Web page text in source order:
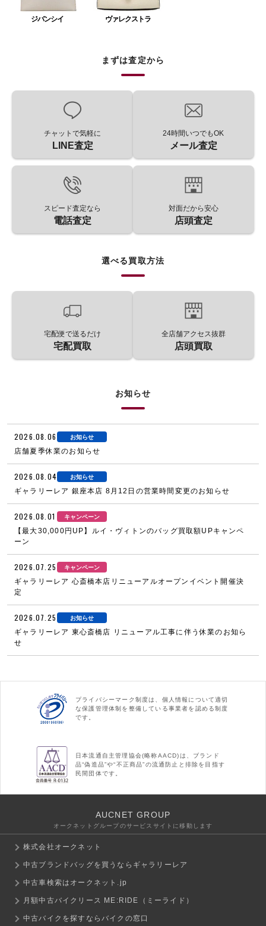
ジバンシイ ヴァレクストラ
まずは査定から
チャットで気軽に
LINE査定
24時間いつでもOK
メール査定
スピード査定なら
電話査定
対面だから安心
店頭査定
選べる買取方法
宅配便で送るだけ
宅配買取
全店舗アクセス抜群
店頭買取
お知らせ
2026.08.06 お知らせ
店舗夏季休業のお知らせ
2026.08.04 お知らせ
ギャラリーレア 銀座本店 8月12日の営業時間変更のお知らせ
2026.08.01 キャンペーン
【最大30,000円UP】ルイ・ヴィトンのバッグ買取額UPキャンペ
ーン
2026.07.25 キャンペーン
ギャラリーレア 心斎橋本店リニューアルオープンイベント開催決
定
2026.07.25 お知らせ
ギャラリーレア 東心斎橋店 リニューアル工事に伴う休業のお知ら
せ
プライバシーマーク制度は、個人情報について適切
な保護管理体制を整備している事業者を認める制度
です。
日本流通自主管理協会(略称AACD)は、ブランド
品“偽造品”や“不正商品”の流通防止と排除を目指す
民間団体です。
AUCNET GROUP
オークネットグループのサービスサイトに移動します
株式会社オークネット
中古ブランドバッグを買うならギャラリーレア
中古車検索はオークネット.jp
月額中古バイクリース ME:RIDE（ミーライド）
中古バイクを探すならバイクの窓口